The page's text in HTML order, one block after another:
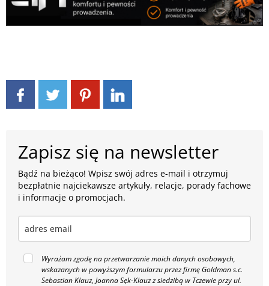
Zapisz się na newsletter
Bądź na bieżąco! Wpisz swój adres e-mail i otrzymuj
bezpłatnie najciekawsze artykuły, relacje, porady fachowe
i informacje o promocjach.
Wyrażam zgodę na przetwarzanie moich danych osobowych,
wskazanych w powyższym formularzu przez firmę Goldman s.c.
Sebastian Klauz, Joanna Sęk-Klauz z siedzibą w Tczewie przy ul.